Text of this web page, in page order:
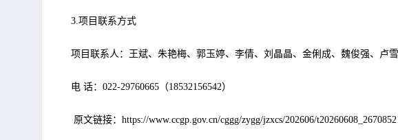
3.项目联系方式
项目联系人：王斌、朱艳梅、郭玉婷、李倩、刘晶晶、金俐成、魏俊强、卢
电 话：022-29760665（18532156542）
原文链接：https://www.ccgp.gov.cn/cggg/zygg/jzxcs/202606/